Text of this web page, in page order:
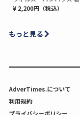
¥ 2,200円（税込）
もっと見る
AdverTimes.について
利用規約